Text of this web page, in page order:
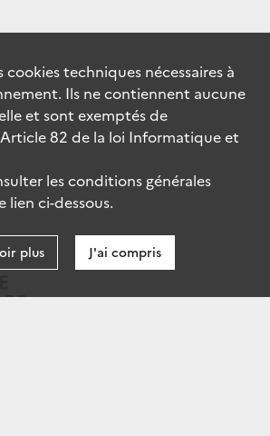
cookiestechniques nécessaires à
Ils ne contiennent aucune
et sont exemptés de
82 de la loi Informatique et
les conditions générales
lien ci-dessous.
plus J'ai compris